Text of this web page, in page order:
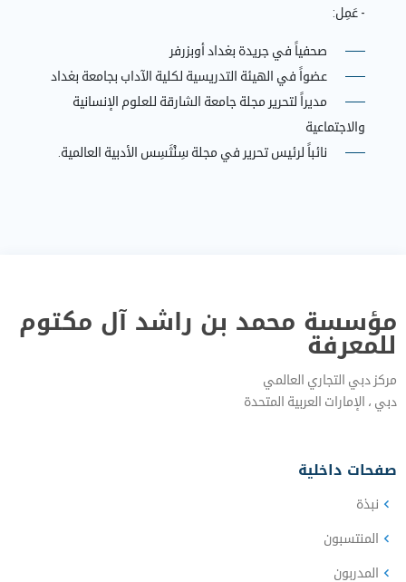
- عَمِل:
صحفياً في جريدة بغداد أوبزرفر
عضواً في الهيئة التدريسية لكلية الآداب بجامعة بغداد
مديراً لتحرير مجلة جامعة الشارقة للعلوم الإنسانية
والاجتماعية
نائباً لرئيس تحرير في مجلة سِنْثَسِس الأدبية العالمية.
مؤسسة محمد بن راشد آل مكتوم
للمعرفة
مركز دبي التجاري العالمي
دبي‎ ، الإمارات العربية المتحدة‎
صفحات داخلية
نبذة‎
المنتسبون
المدربون